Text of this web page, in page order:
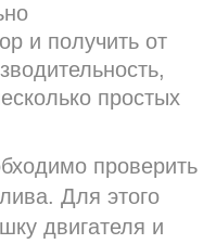
и получить от
простых
проверить
Для этого
двигателя и